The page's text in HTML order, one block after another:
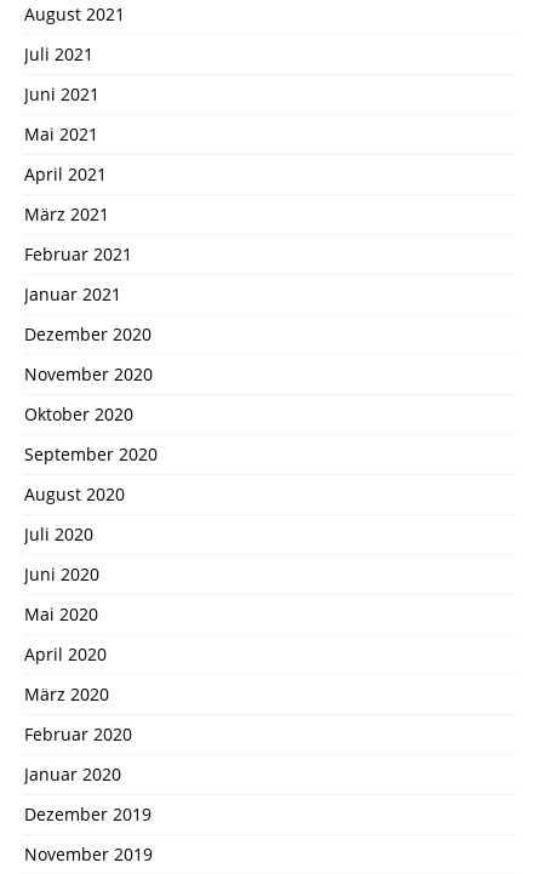
August 2021
Juli 2021
Juni 2021
Mai 2021
April 2021
März 2021
Februar 2021
Januar 2021
Dezember 2020
November 2020
Oktober 2020
September 2020
August 2020
Juli 2020
Juni 2020
Mai 2020
April 2020
März 2020
Februar 2020
Januar 2020
Dezember 2019
November 2019